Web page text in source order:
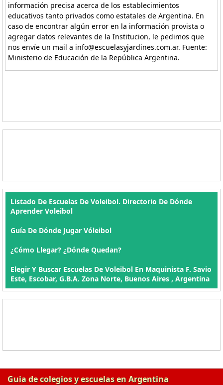
información precisa acerca de los establecimientos
educativos tanto privados como estatales de Argentina. En
caso de encontrar algún error en la información provista o
agregar datos relevantes de la Institucion, le pedimos que
nos envíe un mail a info@escuelasyjardines.com.ar. Fuente:
Ministerio de Educación de la República Argentina.
Listado De Escuelas De Voleibol. Directorio De Dónde
Aprender Voleibol
Guía De Dónde Jugar Vóleibol
¿Cómo Llegar? ¿Dónde Quedan?
Elegir Y Buscar Escuelas De Voleibol En Maquinista F. Savio
Este, Escobar, G.B.A. Zona Norte, Buenos Aires , Argentina
Guia de colegios y escuelas en Argentina